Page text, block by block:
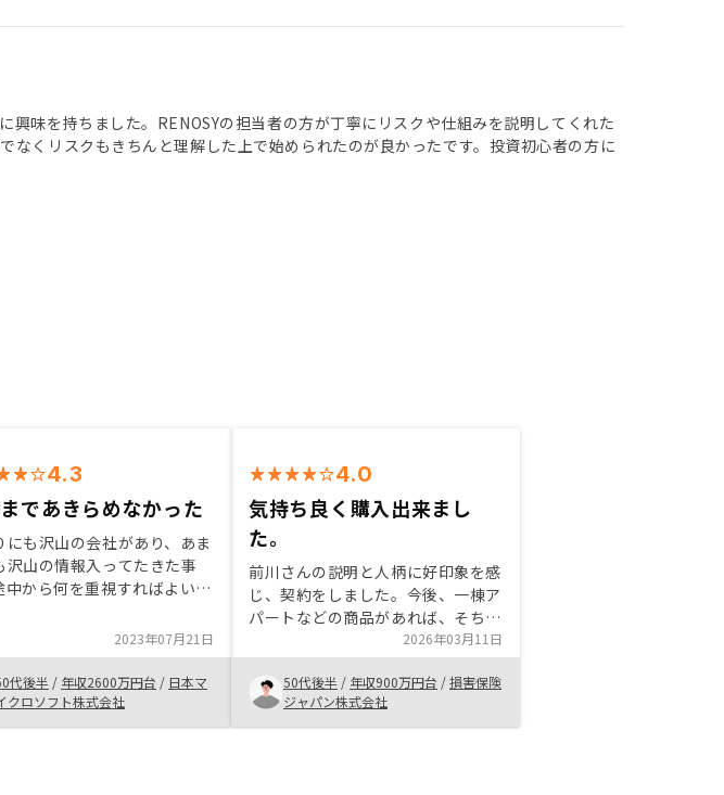
興味を持ちました。RENOSYの担当者の方が丁寧にリスクや仕組みを説明してくれた
なくリスクもきちんと理解した上で始められたのが良かったです。投資初心者の方に
4.3
であきらめなかった
にも沢山の会社があり、あま
沢山の情報入ってたきた事
中から何を重視すればよいの
の担当営業の方は根気よく説
下さり、最終的には他社より
的な投資物件をタイムリーに
当営業の上司の方
してお会いした時に態度が横
2023年07月21日
代後半 / 年収2600万円台 / 日本マ
クロソフト株式会社
4.0
気持ち良く購入出来まし
た。
前川さんの説明と人柄に好印象を感
じ、契約をしました。今後、一棟ア
パートなどの商品があれば、そちら
の方も検討をしていきたいと思って
います。契約後の書類のやりとりな
どは、時折担当者間の連携不足を感
じる部分もあったので、改善出来れ
ばより気持ち良く契約を進めれるか
2026年03月11日
50代後半 / 年収900万円台 /損害保険
ジャパン株式会社